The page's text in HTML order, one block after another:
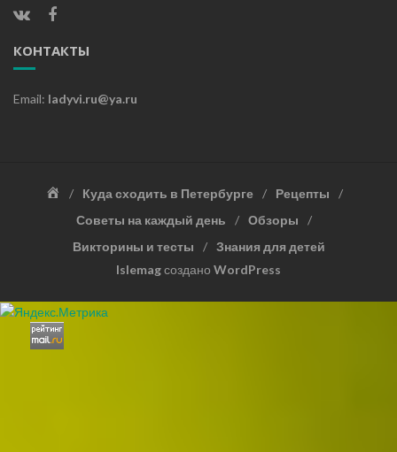
КОНТАКТЫ
Email: ladyvi.ru@ya.ru
Главная
Куда сходить в Петербурге
Рецепты
Советы на каждый день
Обзоры
Викторины и тесты
Знания для детей
Islemagсоздано WordPress